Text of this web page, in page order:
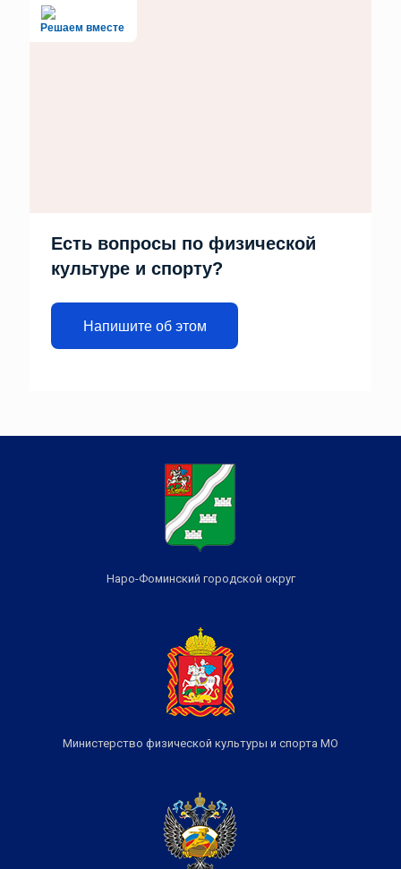
Решаем вместе
Есть вопросы по физической
культуре и спорту?
Напишите об этом
Наро-Фоминский городской округ
Министерство физической культуры и спорта МО